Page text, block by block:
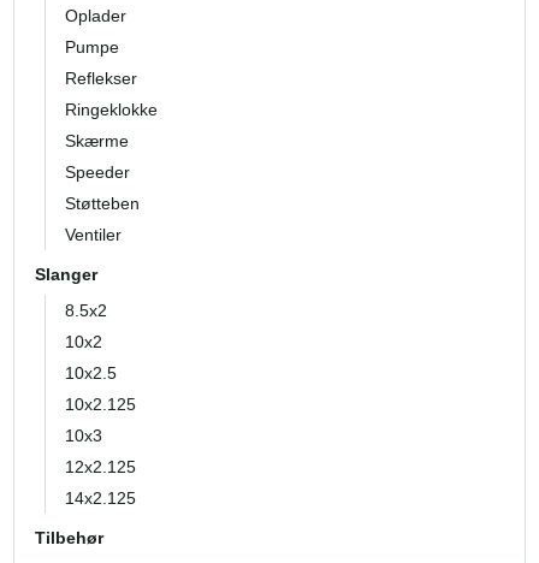
Oplader
Pumpe
Reflekser
Ringeklokke
Skærme
Speeder
Støtteben
Ventiler
Slanger
8.5x2
10x2
10x2.5
10x2.125
10x3
12x2.125
14x2.125
Tilbehør